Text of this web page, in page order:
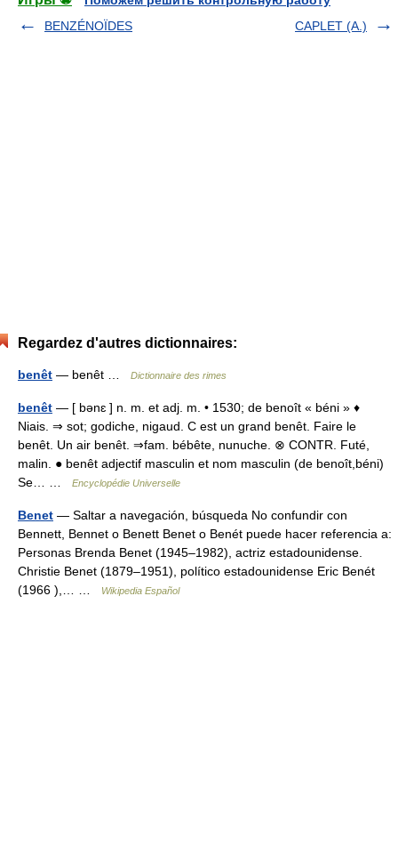
BENZÉNOÏDES
CAPLET (A.)
Regardez d'autres dictionnaires:
benêt — benêt … Dictionnaire des rimes
benêt — [ bənɛ ] n. m. et adj. m. • 1530; de benoît « béni » ♦
Niais. ⇒ sot; godiche, nigaud. C est un grand benêt. Faire le
benêt. Un air benêt. ⇒fam. bébête, nunuche. ⊗ CONTR. Futé,
malin. ● benêt adjectif masculin et nom masculin (de benoît,béni)
Se… …
Encyclopédie Universelle
Benet — Saltar a navegación, búsqueda No confundir con
Bennett, Bennet o Benett Benet o Benét puede hacer referencia a:
Personas Brenda Benet (1945–1982), actriz estadounidense.
Christie Benet (1879–1951), político estadounidense Eric Benét
(1966 ),… …
Wikipedia Español